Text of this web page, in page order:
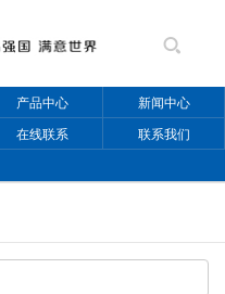
产品中心 新闻中心
在线联系 联系我们